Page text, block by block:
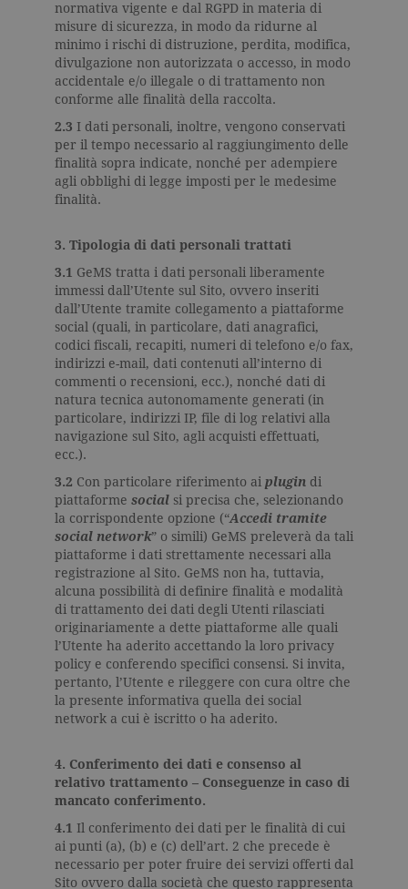
normativa vigente e dal RGPD in materia di
misure di sicurezza, in modo da ridurne al
minimo i rischi di distruzione, perdita, modifica,
divulgazione non autorizzata o accesso, in modo
accidentale e/o illegale o di trattamento non
conforme alle finalità della raccolta.
2.3 I dati personali, inoltre, vengono conservati
per il tempo necessario al raggiungimento delle
finalità sopra indicate, nonché per adempiere
agli obblighi di legge imposti per le medesime
finalità.
3. Tipologia di dati personali trattati
3.1 GeMS tratta i dati personali liberamente
immessi dall’Utente sul Sito, ovvero inseriti
dall’Utente tramite collegamento a piattaforme
social (quali, in particolare, dati anagrafici,
codici fiscali, recapiti, numeri di telefono e/o fax,
indirizzi e-mail, dati contenuti all’interno di
commenti o recensioni, ecc.), nonché dati di
natura tecnica autonomamente generati (in
particolare, indirizzi IP, file di log relativi alla
navigazione sul Sito, agli acquisti effettuati,
ecc.).
3.2 Con particolare riferimento ai plugin di
piattaforme social si precisa che, selezionando
la corrispondente opzione (“Accedi tramite
social network” o simili) GeMS preleverà da tali
piattaforme i dati strettamente necessari alla
registrazione al Sito. GeMS non ha, tuttavia,
alcuna possibilità di definire finalità e modalità
di trattamento dei dati degli Utenti rilasciati
originariamente a dette piattaforme alle quali
l’Utente ha aderito accettando la loro privacy
policy e conferendo specifici consensi. Si invita,
pertanto, l’Utente e rileggere con cura oltre che
la presente informativa quella dei social
network a cui è iscritto o ha aderito.
4. Conferimento dei dati e consenso al
relativo trattamento – Conseguenze in caso di
mancato conferimento.
4.1 Il conferimento dei dati per le finalità di cui
ai punti (a), (b) e (c) dell’art. 2 che precede è
necessario per poter fruire dei servizi offerti dal
Sito ovvero dalla società che questo rappresenta